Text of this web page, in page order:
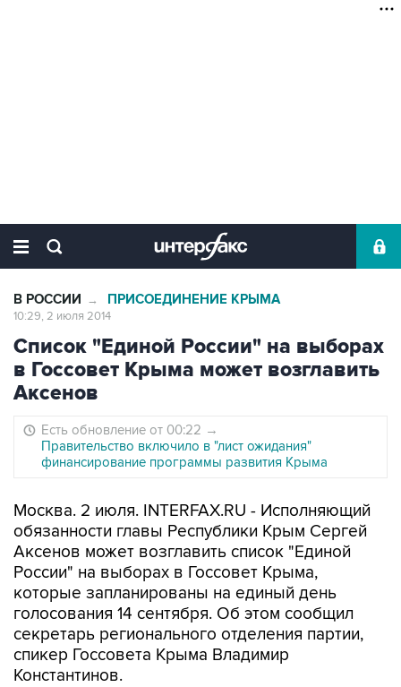
В РОССИИ → ПРИСОЕДИНЕНИЕ КРЫМА
10:29, 2 июля 2014
Список "Единой России" на выборах
в Госсовет Крыма может возглавить
Аксенов
Есть обновление от 00:22 →
Правительство включило в "лист ожидания"
финансирование программы развития Крыма
Москва. 2 июля. INTERFAX.RU - Исполняющий
обязанности главы Республики Крым Сергей
Аксенов может возглавить список "Единой
России" на выборах в Госсовет Крыма,
которые запланированы на единый день
голосования 14 сентября. Об этом сообщил
секретарь регионального отделения партии,
спикер Госсовета Крыма Владимир
Константинов.